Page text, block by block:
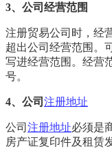
3、公司经营范围
注册贸易公司时，经
超出公司经营范围。
写进经营范围。经营
号。
4、公司 注册地址
公司 注册地址必须是
房产证复印件及租赁